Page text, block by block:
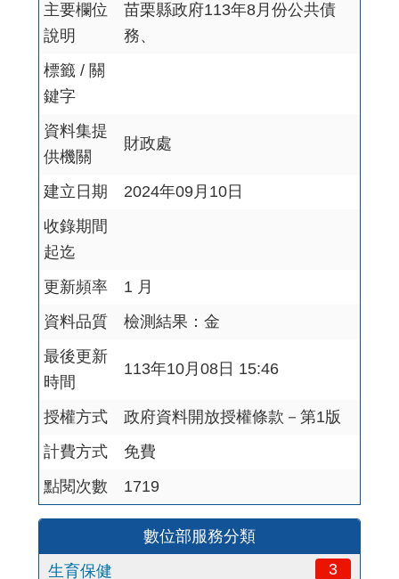
數位部服務分類
生育保健
3
主要欄位
說明
苗栗縣政府113年8月份公共債
務、
標籤 / 關
鍵字
資料集提
供機關
財政處
建立日期
2024年09月10日
收錄期間
起迄
更新頻率
1 月
資料品質
檢測結果：金
最後更新
時間
113年10月08日 15:46
授權方式
政府資料開放授權條款－第1版
計費方式
免費
點閱次數
1719